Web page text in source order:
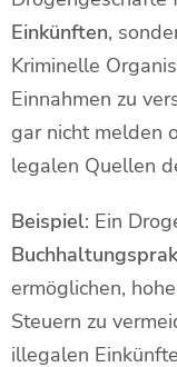
Einkünften,
Kriminelle
Einnahmen zu
gar nicht melden
legalen Quellen
Beispiel: Ein
ermöglichen,
Steuern zu
illegalen